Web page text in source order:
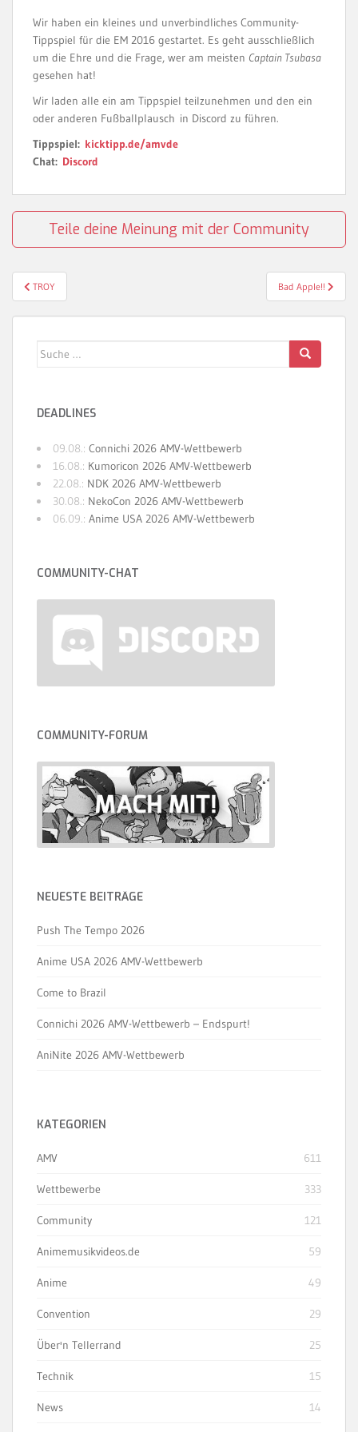
Wir haben ein kleines und unverbindliches Community-
Tippspiel für die EM 2016 gestartet. Es geht ausschließlich
um die Ehre und die Frage, wer am meisten Captain Tsubasa
gesehen hat!
Wir laden alle ein am Tippspiel teilzunehmen und den ein
oder anderen Fußballplausch in Discord zu führen.
Tippspiel: kicktipp.de/amvde
Chat: Discord
Teile deine Meinung mit der Community
Beitragsnavigation
TROY Bad Apple!!
Suche
DEADLINES
09.08.: Connichi 2026 AMV-Wettbewerb
16.08.: Kumoricon 2026 AMV-Wettbewerb
22.08.: NDK 2026 AMV-Wettbewerb
30.08.: NekoCon 2026 AMV-Wettbewerb
06.09.: Anime USA 2026 AMV-Wettbewerb
COMMUNITY-CHAT
COMMUNITY-FORUM
NEUESTE BEITRÄGE
Push The Tempo 2026
Anime USA 2026 AMV-Wettbewerb
Come to Brazil
Connichi 2026 AMV-Wettbewerb – Endspurt!
AniNite 2026 AMV-Wettbewerb
KATEGORIEN
AMV 611
Wettbewerbe 333
Community 121
Animemusikvideos.de 59
Anime 49
Convention 29
Über'n Tellerrand 25
Technik 15
News 14